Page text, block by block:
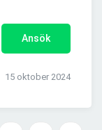
Ansök
15 oktober 2024